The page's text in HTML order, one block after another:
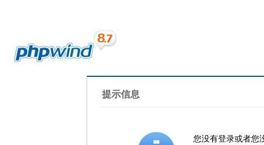
提示信息
您没有登录或者您